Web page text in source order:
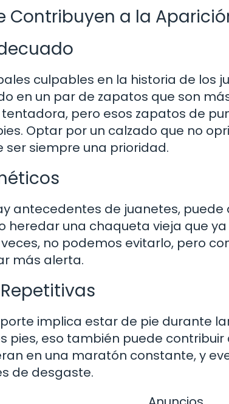
Contribuyen a la
culpables en la historia de los
en un par de zapatos que son
pero esos zapatos de
Optar por un calzado que no
siempre una prioridad.
antecedentes de juanetes,
heredar una chaqueta vieja que
veces, no podemos evitarlo, pero
más alerta.
implica estar de pie durante
pies, eso también puede
en una maratón constante, y
de desgaste.